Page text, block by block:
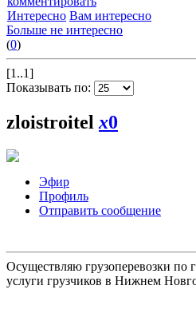
Интересно Вам интересно
Больше не интересно
(0)
[1..1]
Показывать по:
zloistroitel x0
Эфир
Профиль
Отправить сообщение
Осуществляю грузоперевозки по
услуги грузчиков в Нижнем